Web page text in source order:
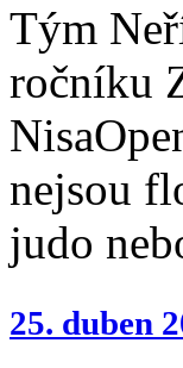
Tým
ročníku
nejsou
judo
25. duben